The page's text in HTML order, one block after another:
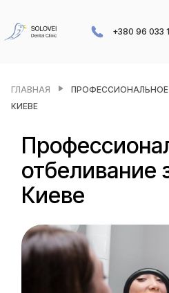
+380 96 033
ГЛАВНАЯ
ПРОФЕССИОНАЛЬНОЕ
КИЕВЕ
отбеливание
Киеве